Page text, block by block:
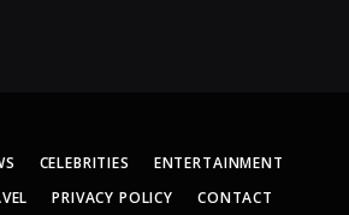
CELEBRITIES
ENTERTAINMENT
PRIVACY POLICY CONTACT